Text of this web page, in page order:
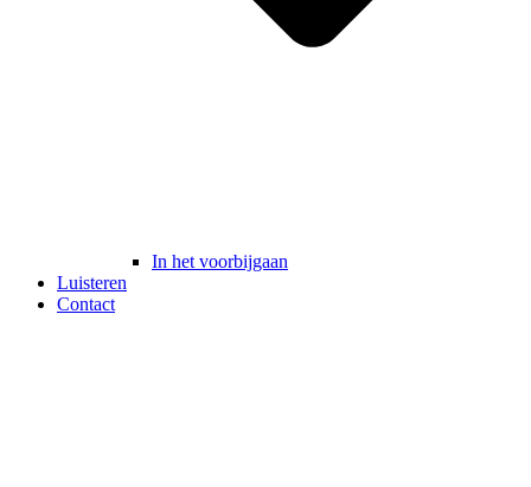
In het voorbijgaan
Luisteren
Contact